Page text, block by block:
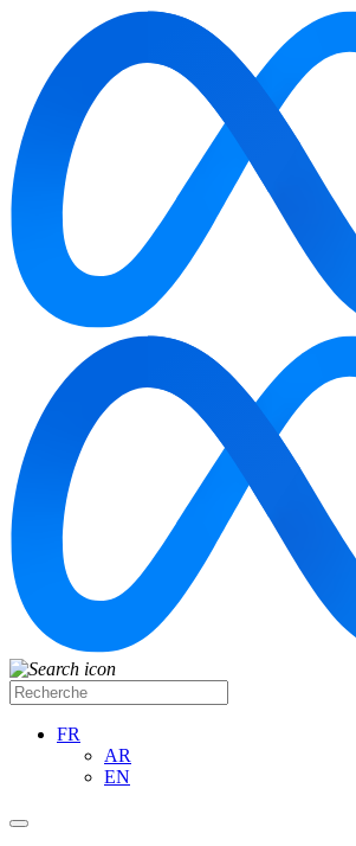
FR
AR
EN